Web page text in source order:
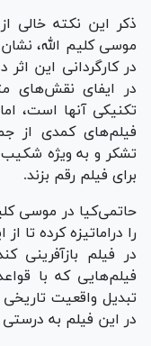
ذکر این نکته خالی
موسی کلیم الله،
در کارگردانی این
در ایفای نقش‌های
تکنیکی آنها است،
فیلم‌های کمدی از
تشکر و به ویژه
برای فیلم رقم بزند.
حاتمی‌کیا در موسی
را دراماتیزه کرده تا
در فیلم بازآفرینی
فیلم‌هایی که با
تبدیل واقعیت
در این فیلم به